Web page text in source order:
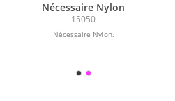
Nécessaire Nylon
15050
Nécessaire Nylon.